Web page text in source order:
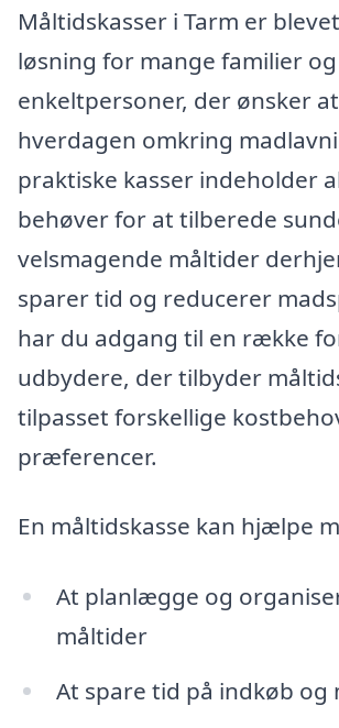
Måltidskasser i Tarm er
løsning for mange familier og
enkeltpersoner, der ønsker
hverdagen omkring
praktiske kasser indeholder
behøver for at tilberede
velsmagende måltider
sparer tid og reducerer
har du adgang til en række
udbydere, der tilbyder
tilpasset forskellige
præferencer.
En måltidskasse kan hjælpe
At planlægge og
måltider
At spare tid på indkøb og